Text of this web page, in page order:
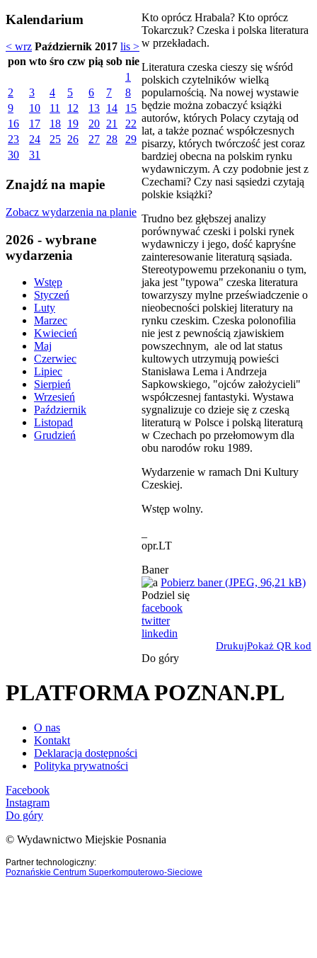
Kalendarium
< wrz Październik 2017 lis >
pon wto śro czw pią sob nie
1
2
3 4 5 6 7
8
9
10 11 12 13 14
15
16
17 18 19 20 21
22
23
24 25 26 27 28
29
30
31
Znajdź na mapie
Zobacz wydarzenia na planie
2026 - wybrane
wydarzenia
Wstęp
Styczeń
Luty
Marzec
Kwiecień
Maj
Czerwiec
Lipiec
Sierpień
Wrzesień
Październik
Listopad
Grudzień
Kto oprócz Hrabala? Kto oprócz
Tokarczuk? Czeska i polska literatura
w przekładach.
Literatura czeska cieszy się wśród
polskich czytelników wielką
popularnością. Na nowej wystawie
będzie można zobaczyć książki
autorów, których Polacy czytają od
lat, a także poznać współczesnych
pisarzy, których twórczość jest coraz
bardziej obecna na polskim rynku
wydawniczym. A czy podobnie jest z
Czechami? Czy nasi sąsiedzi czytają
polskie książki?
Trudno bez głębszej analizy
porównywać czeski i polski rynek
wydawniczy i jego, dość kapryśne
zainteresowanie literaturą sąsiada.
Stereotypowemu przekonaniu o tym,
jaka jest "typowa" czeska literatura
towarzyszy mylne przeświadczenie o
nieobecności polskiej literatury na
rynku czeskim. Czeska polonofilia
nie jest z pewnością zjawiskiem
powszechnym, ale od lat status
kultowych utrzymują powieści
Stanisława Lema i Andrzeja
Sapkowskiego, "ojców założycieli"
współczesnej fantastyki. Wystawa
sygnalizuje co dzieje się z czeską
literaturą w Polsce i polską literaturą
w Czechach po przełomowym dla
obu narodów roku 1989.
Wydarzenie w ramach Dni Kultury
Czeskiej.
Wstęp wolny.
opr.LT
Baner
Pobierz baner (JPEG, 96,21 kB)
Podziel się
facebook
twitter
linkedin
DrukujPokaż QR kod
Do góry
PLATFORMA POZNAN.PL
O nas
Kontakt
Deklaracja dostępności
Polityka prywatności
Facebook
Instagram
Do góry
© Wydawnictwo Miejskie Posnania
Partner technologiczny:
Poznańskie Centrum Superkomputerowo-Sieciowe